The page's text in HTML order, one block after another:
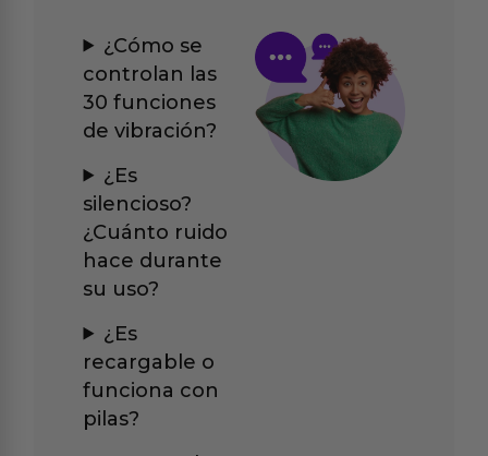
¿Cómo se
controlan las
30 funciones
de vibración?
¿Es
silencioso?
¿Cuánto ruido
hace durante
su uso?
¿Es
recargable o
funciona con
pilas?